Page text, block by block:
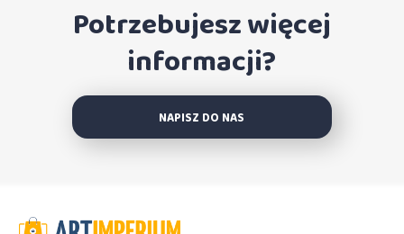
Potrzebujesz więcej
informacji?
NAPISZ DO NAS